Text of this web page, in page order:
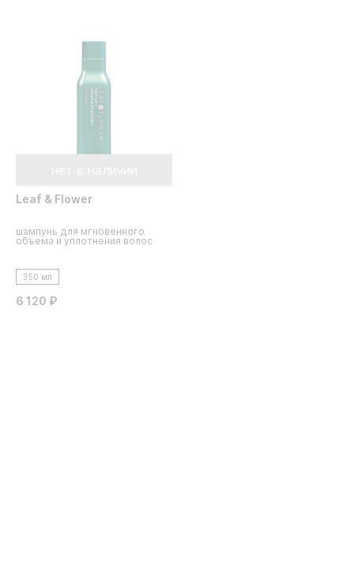
Leaf & Flower
шампунь для мгновенного
объема и уплотнения волос
350 мл
6 120 ₽